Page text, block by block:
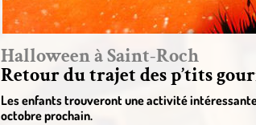
Halloween à Saint-Roch
Retour du trajet des p’tits
Les enfants trouveront une activité intéressante
octobre prochain.